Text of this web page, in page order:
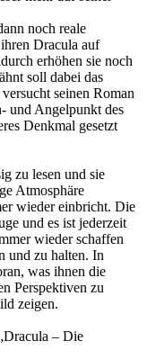
noch reale
Dracula auf
erhöhen sie noch
soll dabei das
seinen Roman
und Angelpunkt des
Denkmal gesetzt
zu lesen und sie
Atmosphäre
wieder einbricht. Die
und es ist jederzeit
wieder schaffen
und zu halten. In
was ihnen die
Perspektiven zu
zeigen.
– Die